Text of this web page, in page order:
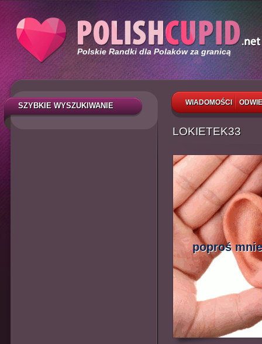
Polskie Randki dla Polaków za granicą
WIADOMOŚCI
SZYBKIE WYSZUKIWANIE
LOKIETEK33
poproś